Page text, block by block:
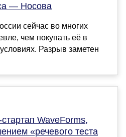
— Носова
сейчас во многих
чем покупать её в
Разрыв заметен
WaveForms,
«речевого теста